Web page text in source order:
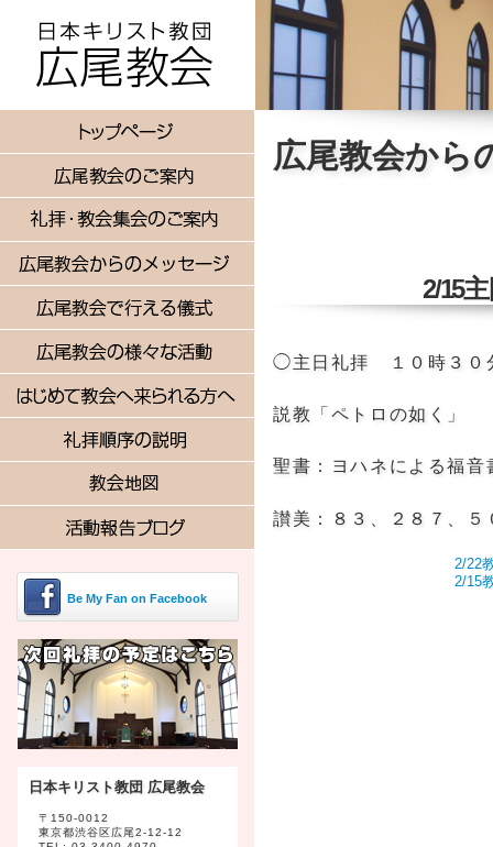
広尾教会から
2/15
◯主日礼拝 １０時３０
説教「ペトロの如く」
聖書：ヨハネによる福
讃美：８３、２８７、５
2/22
2/15
Be My Fan on Facebook
日本キリスト教団 広尾教会
〒150-0012
東京都渋谷区広尾2-12-12